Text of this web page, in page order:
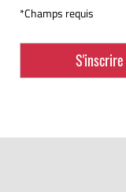
*Champs requis